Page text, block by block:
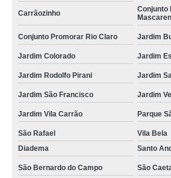
Carrãozinho
Conjunto
Conjunto Promorar Rio Claro Jardim
Jardim Colorado Jardim
Jardim Rodolfo Pirani Jardim
Jardim São Francisco Jardim
Jardim Vila Carrão Parque
São Rafael
Vila Bela
Diadema
Santo
São Bernardo do Campo
São